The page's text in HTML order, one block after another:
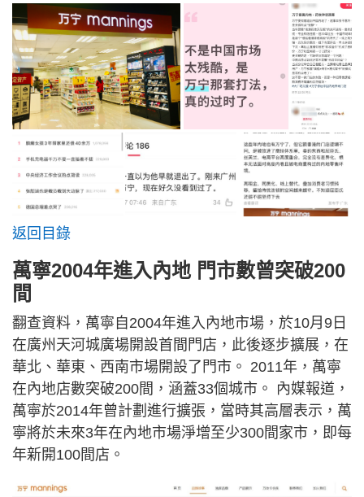
返回目錄
萬寧2004年進入內地 門市數曾突破200
間
翻查資料，萬寧自2004年進入內地市場，於10月9日
在廣州天河城廣場開設首間門店，此後逐步擴展，在
華北、華東、西南市場開設了門市。 2011年，萬寧
在內地店數突破200間，涵蓋33個城市。 內媒報道，
萬寧於2014年曾計劃進行擴張，當時其高層表示，萬
寧將於未來3年在內地市場淨增至少300間家市，即每
年新開100間店。